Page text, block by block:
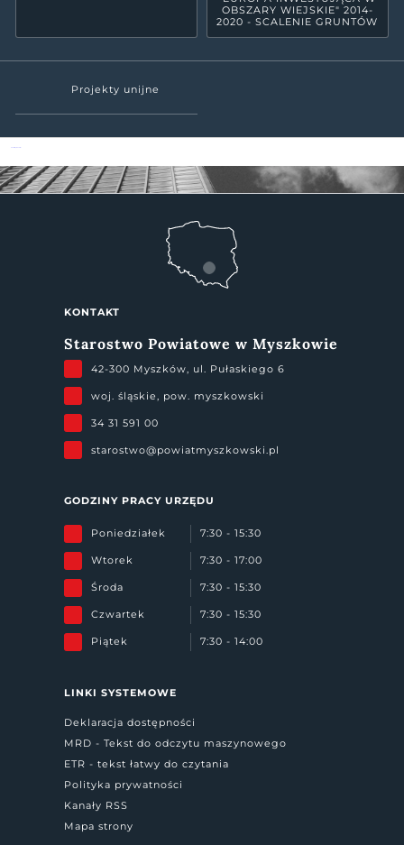
OBSZARY WIEJSKIE" 2014-
2020 - SCALENIE GRUNTÓW
Projekty unijne
KONTAKT
Starostwo Powiatowe w Myszkowie
42-300 Myszków, ul. Pułaskiego 6
woj. śląskie, pow. myszkowski
34 31 591 00
starostwo@powiatmyszkowski.pl
GODZINY PRACY URZĘDU
Poniedziałek 7:30 - 15:30
Wtorek 7:30 - 17:00
Środa 7:30 - 15:30
Czwartek 7:30 - 15:30
Piątek 7:30 - 14:00
LINKI SYSTEMOWE
Deklaracja dostępności
MRD - Tekst do odczytu maszynowego
ETR - tekst łatwy do czytania
Polityka prywatności
Kanały RSS
Mapa strony